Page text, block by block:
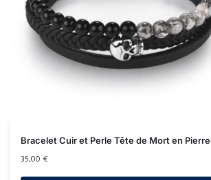
Bracelet Cuir et Perle Tête de Mort en Pierre
35,00 €